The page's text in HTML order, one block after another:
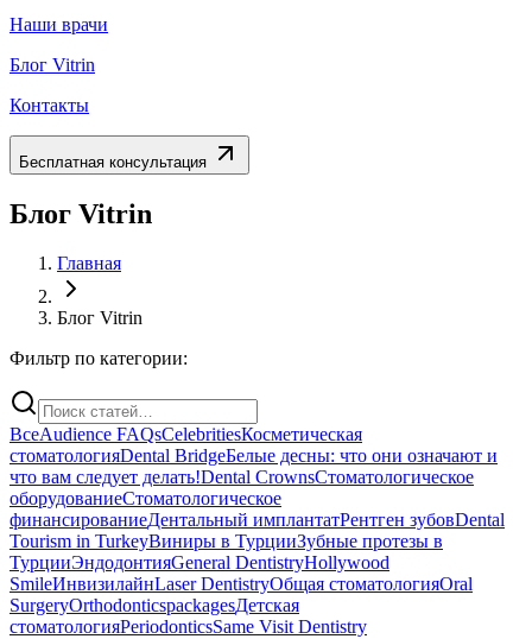
Наши врачи
Блог Vitrin
Контакты
Бесплатная консультация
Блог Vitrin
Главная
Блог Vitrin
Фильтр по категории:
ВсеAudience FAQsCelebritiesКосметическая
стоматологияDental BridgeБелые десны: что они означают и
что вам следует делать!Dental CrownsСтоматологическое
оборудованиеСтоматологическое
финансированиеДентальный имплантатРентген зубовDental
Tourism in TurkeyВиниры в ТурцииЗубные протезы в
ТурцииЭндодонтияGeneral DentistryHollywood
SmileИнвизилайнLaser DentistryОбщая стоматологияOral
SurgeryOrthodonticspackagesДетская
стоматологияPeriodonticsSame Visit Dentistry